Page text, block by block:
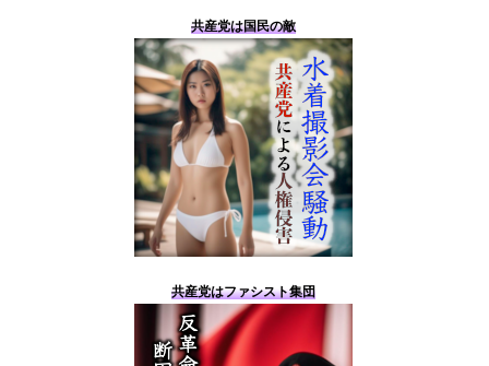
共産党は国民の敵
共産党はファシスト集団